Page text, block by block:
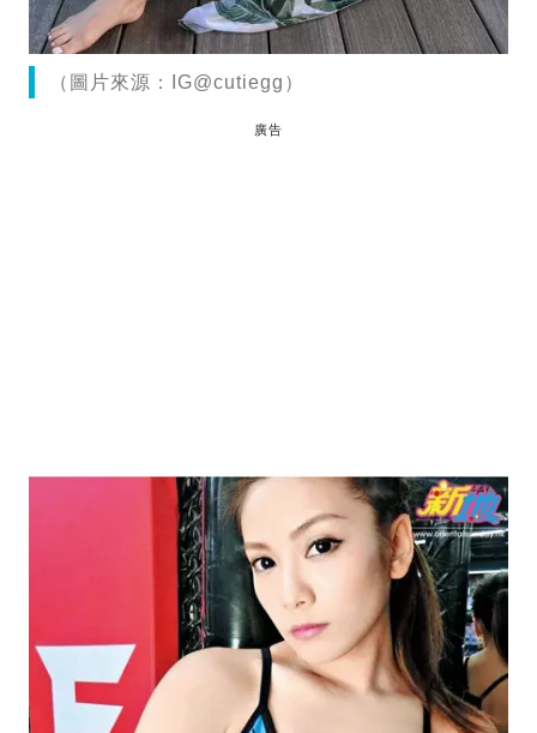
（圖片來源：IG@cutiegg）
廣告